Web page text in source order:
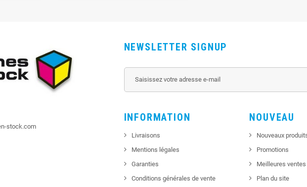
stock.com
NEWSLETTER SIGNUP
INFORMATION
Livraisons
Mentions légales
Garanties
Conditions générales de vente
NOUVEAU
Nouveaux
Promotions
Meilleures ventes
Plan du site